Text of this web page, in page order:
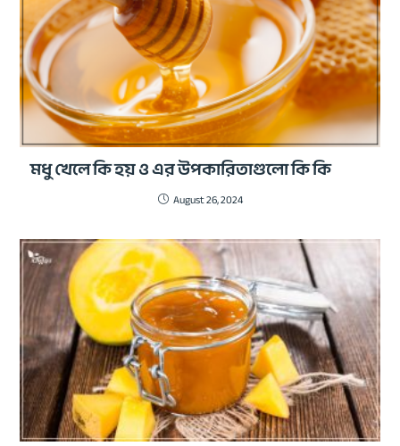
মধু খেলে কি হয় ও এর উপকারিতাগুলো কি কি
August 26, 2024